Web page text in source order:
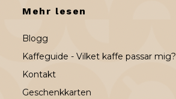
Mehr lesen
Blogg
Kaffeguide - Vilket kaffe passar mig?
Kontakt
Geschenkkarten